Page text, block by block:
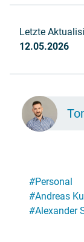
Letzte
12.05.2026
#Personal
#Andreas
#Alexander